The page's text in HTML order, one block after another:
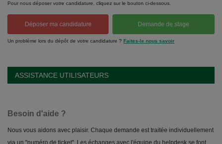
Pour nous déposer votre candidature, cliquez sur le bouton ci-dessous.
Déposer ma candidature Demande de stage
Un problème lors du dépôt de votre candidature ? Faites-le nous savoir
ASSISTANCE UTILISATEURS
Besoin d'aide ?
Nous vous aidons avec plaisir. Chaque demande est traitée individuellement
via un "numéro de ticket". Les échanges avec l'équipe du helpdesk se font